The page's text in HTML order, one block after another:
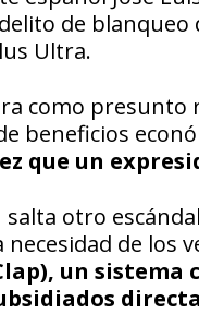
de blanqueo
Ultra.
como presunto
beneficios
que un
otro
necesidad de los
un sistema